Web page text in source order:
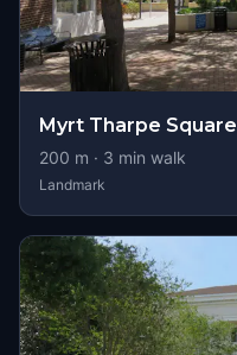
Myrt Tharpe Square
200 m · 3 min walk
Landmark